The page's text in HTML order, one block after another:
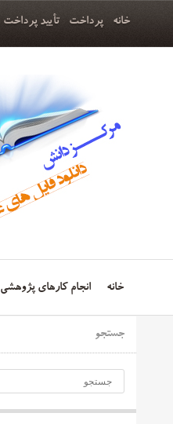
خانه پرداخت تأیید پرداخت
خانه انجام کارهای پژوهشی
جستجو